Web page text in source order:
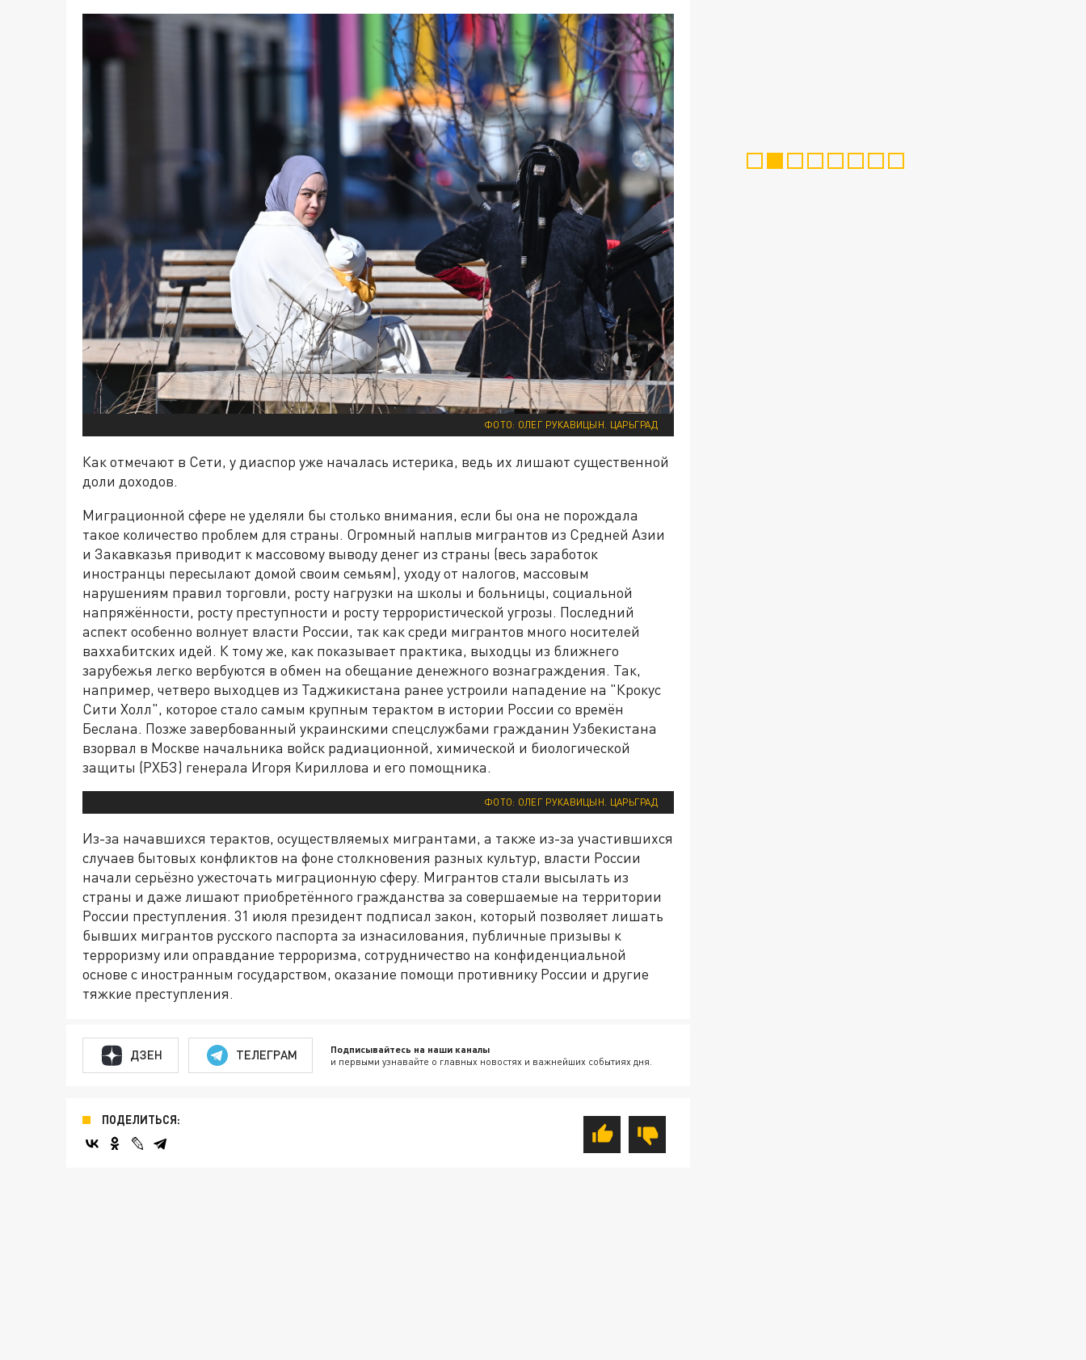
ФОТО: ОЛЕГ РУКАВИЦЫН. ЦАРЬГРАД
Как отмечают в Сети, у диаспор уже началась истерика, ведь их лишают существенной
доли доходов.
Миграционной сфере не уделяли бы столько внимания, если бы она не порождала
такое количество проблем для страны. Огромный наплыв мигрантов из Средней Азии
и Закавказья приводит к массовому выводу денег из страны (весь заработок
иностранцы пересылают домой своим семьям), уходу от налогов, массовым
нарушениям правил торговли, росту нагрузки на школы и больницы, социальной
напряжённости, росту преступности и росту террористической угрозы. Последний
аспект особенно волнует власти России, так как среди мигрантов много носителей
ваххабитских идей. К тому же, как показывает практика, выходцы из ближнего
зарубежья легко вербуются в обмен на обещание денежного вознаграждения. Так,
например, четверо выходцев из Таджикистана ранее устроили нападение на "Крокус
Сити Холл", которое стало самым крупным терактом в истории России со времён
Беслана. Позже завербованный украинскими спецслужбами гражданин Узбекистана
взорвал в Москве начальника войск радиационной, химической и биологической
защиты (РХБЗ) генерала Игоря Кириллова и его помощника.
ФОТО: ОЛЕГ РУКАВИЦЫН. ЦАРЬГРАД
Из-за начавшихся терактов, осуществляемых мигрантами, а также из-за участившихся
случаев бытовых конфликтов на фоне столкновения разных культур, власти России
начали серьёзно ужесточать миграционную сферу. Мигрантов стали высылать из
страны и даже лишают приобретённого гражданства за совершаемые на территории
России преступления. 31 июля президент подписал закон, который позволяет лишать
бывших мигрантов русского паспорта за изнасилования, публичные призывы к
терроризму или оправдание терроризма, сотрудничество на конфиденциальной
основе с иностранным государством, оказание помощи противнику России и другие
тяжкие преступления.
ДЗЕН ТЕЛЕГРАМ Подписывайтесь на наши каналы
и первыми узнавайте о главных новостях и важнейших событиях дня.
ПОДЕЛИТЬСЯ: